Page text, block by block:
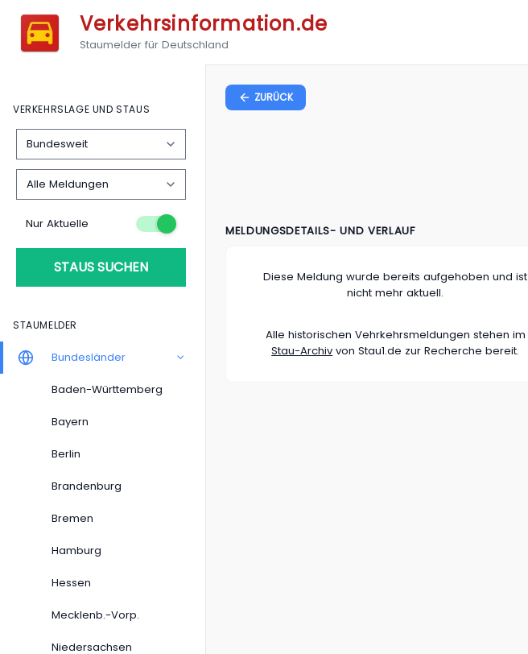
Verkehrsinformation.de
Staumelder für Deutschland
VERKEHRSLAGE UND STAUS
Nur Aktuelle
STAUS SUCHEN
STAUMELDER
Bundesländer
Baden-Württemberg
Bayern
Berlin
Brandenburg
Bremen
Hamburg
Hessen
Mecklenb.-Vorp.
Niedersachsen
ZURÜCK
MELDUNGSDETAILS- UND VERLAUF
Diese Meldung wurde bereits aufgehoben und ist
nicht mehr aktuell.
Alle historischen Vehrkehrsmeldungen stehen im
Stau-Archiv von Stau1.de zur Recherche bereit.